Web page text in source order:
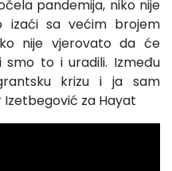
pandemija, niko nije
izaći sa većim brojem
nije vjerovato da će
smo to i uradili. Između
krizu i ja sam
Izetbegović za Hayat